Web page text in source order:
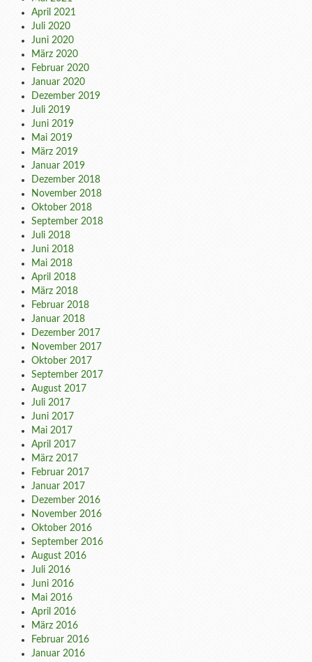
April 2021
Juli 2020
Juni 2020
März 2020
Februar 2020
Januar 2020
Dezember 2019
Juli 2019
Juni 2019
Mai 2019
März 2019
Januar 2019
Dezember 2018
November 2018
Oktober 2018
September 2018
Juli 2018
Juni 2018
Mai 2018
April 2018
März 2018
Februar 2018
Januar 2018
Dezember 2017
November 2017
Oktober 2017
September 2017
August 2017
Juli 2017
Juni 2017
Mai 2017
April 2017
März 2017
Februar 2017
Januar 2017
Dezember 2016
November 2016
Oktober 2016
September 2016
August 2016
Juli 2016
Juni 2016
Mai 2016
April 2016
März 2016
Februar 2016
Januar 2016